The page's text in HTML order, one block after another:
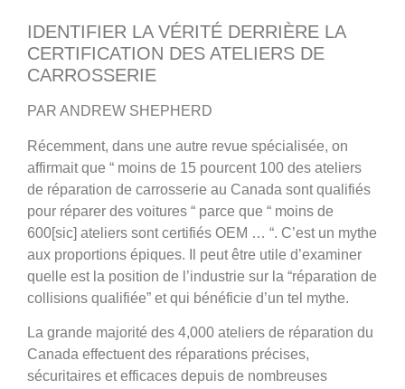
IDENTIFIER LA VÉRITÉ DERRIÈRE LA
CERTIFICATION DES ATELIERS DE
CARROSSERIE
PAR ANDREW SHEPHERD
Récemment, dans une autre revue spécialisée, on
affirmait que “ moins de 15 pourcent 100 des ateliers
de réparation de carrosserie au Canada sont qualifiés
pour réparer des voitures “ parce que “ moins de
600[sic] ateliers sont certifiés OEM … “. C’est un mythe
aux proportions épiques. Il peut être utile d’examiner
quelle est la position de l’industrie sur la “réparation de
collisions qualifiée” et qui bénéficie d’un tel mythe.
La grande majorité des 4,000 ateliers de réparation du
Canada effectuent des réparations précises,
sécuritaires et efficaces depuis de nombreuses